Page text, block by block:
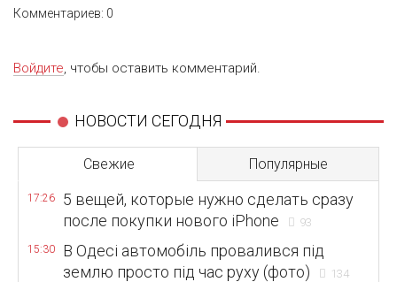
Комментариев: 0
Войдите, чтобы оставить комментарий.
НОВОСТИ СЕГОДНЯ
Свежие Популярные
17:26
5 вещей, которые нужно сделать сразу
после покупки нового iPhone
93
15:30
В Одесі автомобіль провалився під
землю просто під час руху (фото)
134